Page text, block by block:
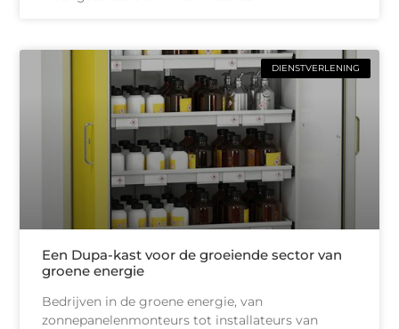
DIENSTVERLENING
Een Dupa-kast voor de groeiende sector van
groene energie
Bedrijven in de groene energie, van
zonnepanelenmonteurs tot installateurs van